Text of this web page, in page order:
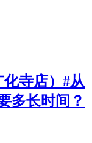
寺店）#从
多长时间？